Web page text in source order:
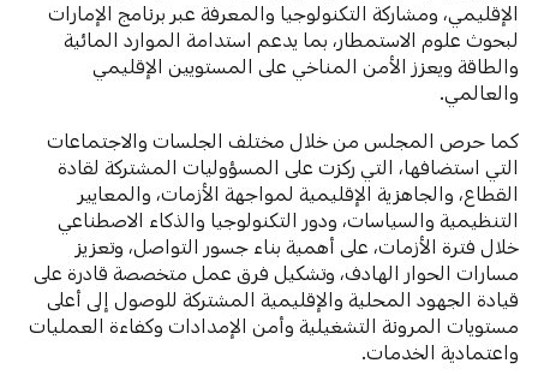
الإقليمي، ومشاركة التكنولوجيا والمعرفة عبر برنامج الإمارات
لبحوث علوم الاستمطار، بما يدعم استدامة الموارد المائية
والطاقة ويعزز الأمن المناخي على المستويين الإقليمي
والعالمي.
كما حرص المجلس من خلال مختلف الجلسات والاجتماعات
التي استضافها، التي ركزت على المسؤوليات المشتركة لقادة
القطاع، والجاهزية الإقليمية لمواجهة الأزمات، والمعايير
التنظيمية والسياسات، ودور التكنولوجيا والذكاء الاصطناعي
خلال فترة الأزمات، على أهمية بناء جسور التواصل، وتعزيز
مسارات الحوار الهادف، وتشكيل فرق عمل متخصصة قادرة على
قيادة الجهود المحلية والإقليمية المشتركة للوصول إلى أعلى
مستويات المرونة التشغيلية وأمن الإمدادات وكفاءة العمليات
واعتمادية الخدمات.